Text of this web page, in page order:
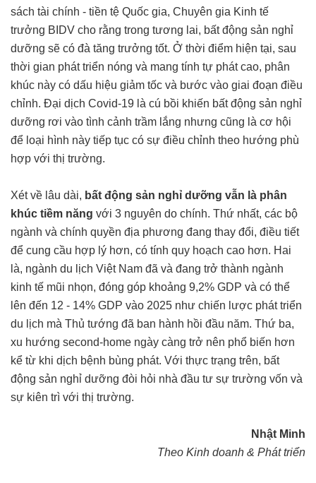
sách tài chính - tiền tệ Quốc gia, Chuyên gia Kinh tế
trưởng BIDV cho rằng trong tương lai, bất động sản nghỉ
dưỡng sẽ có đà tăng trưởng tốt. Ở thời điểm hiện tại, sau
thời gian phát triển nóng và mang tính tự phát cao, phân
khúc này có dấu hiệu giảm tốc và bước vào giai đoạn điều
chỉnh. Đại dịch Covid-19 là cú bồi khiến bất động sản nghỉ
dưỡng rơi vào tình cảnh trầm lắng nhưng cũng là cơ hội
để loại hình này tiếp tục có sự điều chỉnh theo hướng phù
hợp với thị trường.
Xét về lâu dài, bất động sản nghỉ dưỡng vẫn là phân
khúc tiềm năng với 3 nguyên do chính. Thứ nhất, các bộ
ngành và chính quyền địa phương đang thay đổi, điều tiết
để cung cầu hợp lý hơn, có tính quy hoạch cao hơn. Hai
là, ngành du lịch Việt Nam đã và đang trở thành ngành
kinh tế mũi nhọn, đóng góp khoảng 9,2% GDP và có thể
lên đến 12 - 14% GDP vào 2025 như chiến lược phát triển
du lịch mà Thủ tướng đã ban hành hồi đầu năm. Thứ ba,
xu hướng second-home ngày càng trở nên phổ biến hơn
kể từ khi dịch bệnh bùng phát. Với thực trạng trên, bất
động sản nghỉ dưỡng đòi hỏi nhà đầu tư sự trường vốn và
sự kiên trì với thị trường.
Nhật Minh
Theo Kinh doanh & Phát triển